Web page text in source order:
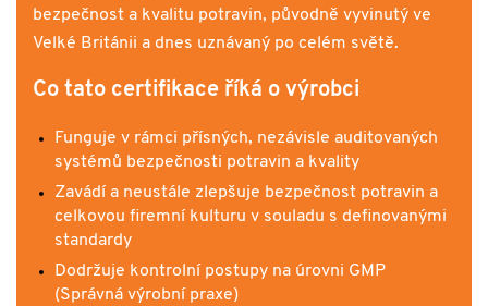
bezpečnost a kvalitu potravin, původně vyvinutý ve
Velké Británii a dnes uznávaný po celém světě.
Co tato certifikace říká o výrobci
Funguje v rámci přísných, nezávisle auditovaných
systémů bezpečnosti potravin a kvality
Zavádí a neustále zlepšuje bezpečnost potravin a
celkovou firemní kulturu v souladu s definovanými
standardy
Dodržuje kontrolní postupy na úrovni GMP
(Správná výrobní praxe)